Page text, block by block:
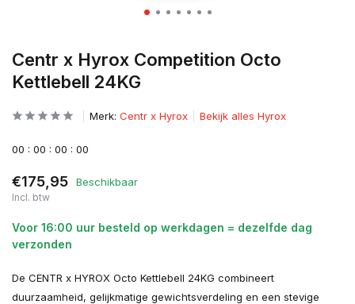
Centr x Hyrox Competition Octo
Kettlebell 24KG
Merk: Centr x Hyrox Bekijk alles Hyrox
00 : 00 : 00 : 00
€175,95 Beschikbaar
Incl. btw
Voor 16:00 uur besteld op werkdagen = dezelfde dag
verzonden
De CENTR x HYROX Octo Kettlebell 24KG combineert
duurzaamheid, gelijkmatige gewichtsverdeling en een stevige